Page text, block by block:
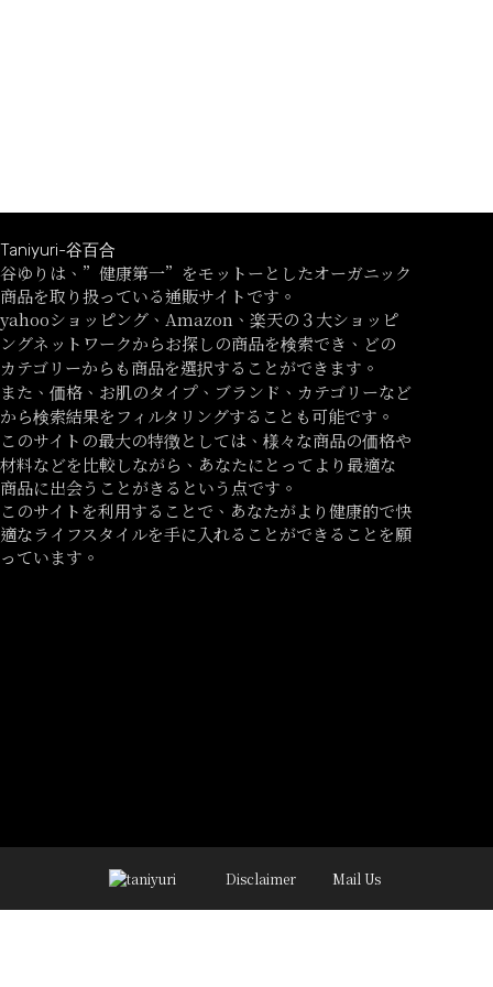
Taniyuri-谷百合
谷ゆりは、”健康第一”をモットーとしたオーガニック
商品を取り扱っている通販サイトです。
yahooショッピング、Amazon、楽天の３大ショッピ
ングネットワークからお探しの商品を検索でき、どの
カテゴリーからも商品を選択することができます。
また、価格、お肌のタイプ、ブランド、カテゴリーなど
から検索結果をフィルタリングすることも可能です。
このサイトの最大の特徴としては、様々な商品の価格や
材料などを比較しながら、あなたにとってより最適な
商品に出会うことがきるという点です。
このサイトを利用することで、あなたがより健康的で快
適なライフスタイルを手に入れることができることを願
っています。
Disclaimer Mail Us